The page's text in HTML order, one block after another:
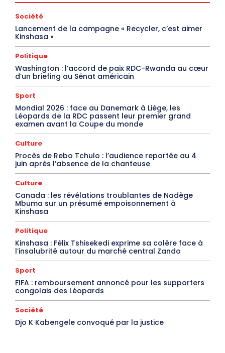
Société
Lancement de la campagne « Recycler, c’est aimer
Kinshasa »
Politique
Washington : l’accord de paix RDC-Rwanda au cœur
d’un briefing au Sénat américain
Sport
Mondial 2026 : face au Danemark à Liège, les
Léopards de la RDC passent leur premier grand
examen avant la Coupe du monde
Culture
Procès de Rebo Tchulo : l’audience reportée au 4
juin après l’absence de la chanteuse
Culture
Canada : les révélations troublantes de Nadège
Mbuma sur un présumé empoisonnement à
Kinshasa
Politique
Kinshasa : Félix Tshisekedi exprime sa colère face à
l’insalubrité autour du marché central Zando
Sport
FIFA : remboursement annoncé pour les supporters
congolais des Léopards
Société
Djo K Kabengele convoqué par la justice